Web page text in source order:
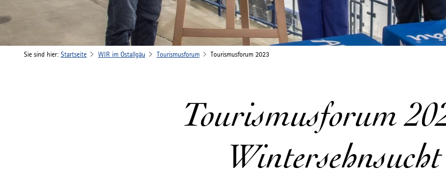
Sie sind hier: Startseite WIR im Ostallgäu Tourismusforum Tourismusforum 2023
Tourismusforum
Wintersehnsucht